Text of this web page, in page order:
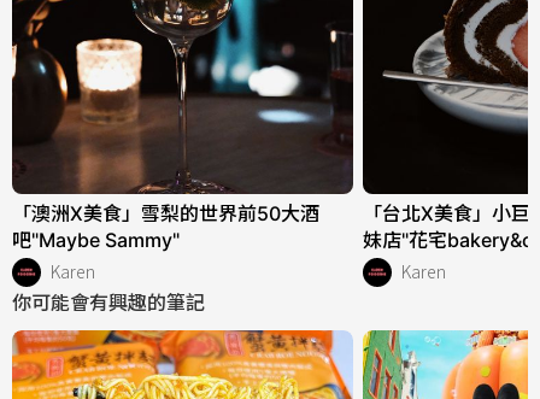
「澳洲X美食」雪梨的世界前50大酒
吧"Maybe Sammy"
Karen
「台北X美食」小
妹店"花宅
Karen
你可能會有興趣的筆記